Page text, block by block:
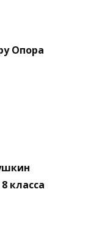
Опора
класса